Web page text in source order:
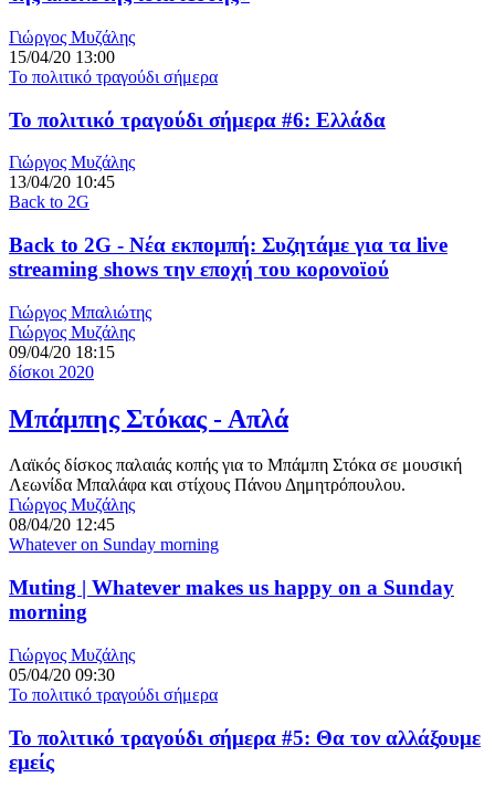
Γιώργος Μυζάλης
15/04/20 13:00
Το πολιτικό τραγούδι σήμερα
Το πολιτικό τραγούδι σήμερα #6: Ελλάδα
Γιώργος Μυζάλης
13/04/20 10:45
Back to 2G
Back to 2G - Νέα εκπομπή: Συζητάμε για τα live
streaming shows την εποχή του κορονοϊού
Γιώργος Μπαλιώτης
Γιώργος Μυζάλης
09/04/20 18:15
δίσκοι 2020
Μπάμπης Στόκας - Απλά
Λαϊκός δίσκος παλαιάς κοπής για το Μπάμπη Στόκα σε μουσική
Λεωνίδα Μπαλάφα και στίχους Πάνου Δημητρόπουλου.
Γιώργος Μυζάλης
08/04/20 12:45
Whatever on Sunday morning
Muting | Whatever makes us happy on a Sunday
morning
Γιώργος Μυζάλης
05/04/20 09:30
Το πολιτικό τραγούδι σήμερα
Το πολιτικό τραγούδι σήμερα #5: Θα τον αλλάξουμε
εμείς